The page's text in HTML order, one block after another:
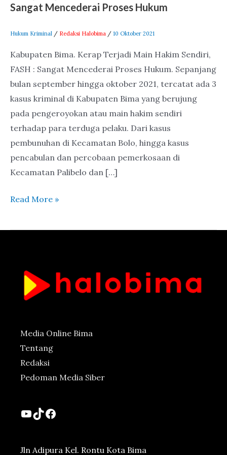
Sangat Mencederai Proses Hukum
Hukum Kriminal / Redaksi Halobima / 10 Oktober 2021
Kabupaten Bima. Kerap Terjadi Main Hakim Sendiri,
FASH : Sangat Mencederai Proses Hukum. Sepanjang
bulan september hingga oktober 2021, tercatat ada 3
kasus kriminal di Kabupaten Bima yang berujung
pada pengeroyokan atau main hakim sendiri
terhadap para terduga pelaku. Dari kasus
pembunuhan di Kecamatan Bolo, hingga kasus
pencabulan dan percobaan pemerkosaan di
Kecamatan Palibelo dan […]
Mencederai
Proses
Read More »
Media Online Bima
Tentang
Redaksi
Pedoman Media Siber
YouTube
TikTok
Facebook
Jln Adipura Kel. Rontu Kota Bima